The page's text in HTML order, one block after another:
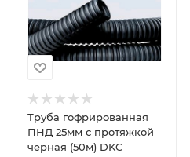
Труба гофрированная
ПНД 25мм с протяжкой
черная (50м) DKC